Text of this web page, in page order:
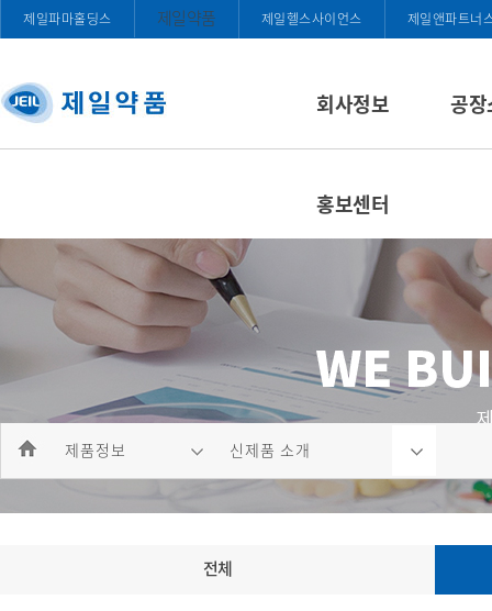
제일파마홀딩스 제일약품 제일헬스사이언스 제일앤파트너
회사정보 공
홍보센터
제품정보 신제품 소개
전체